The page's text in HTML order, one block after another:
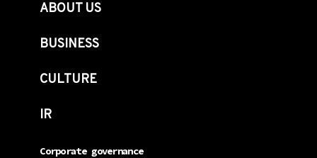
ABOUT US
BUSINESS
CULTURE
IR
Corporate governance